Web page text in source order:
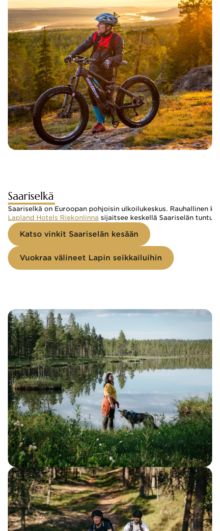
Saariselkä
Saariselkä on Euroopan pohjoisin ulkoilukeskus. Rauhallinen
Lapland Hotels Riekonlinna sijaitsee keskellä Saariselän
Katso vinkit Saariselän kesään
Vuokraa välineet Lapin seikkailuihin